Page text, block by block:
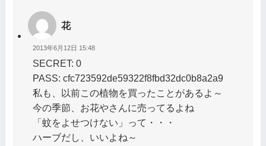
花
2013年6月12日 15:48
SECRET: 0
PASS: cfc723592de59322f8fbd32dc0b8a2a9
私も、以前この植物を買ったことがあるよ～
今の季節、お花やさんに売ってるよね
「蚊をよせつけない」って・・・
ハーブだし、いいよね～